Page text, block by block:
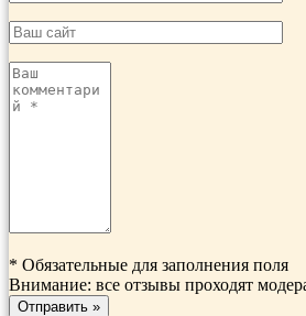
* Обязательные для заполнения поля
Внимание: все отзывы проходят